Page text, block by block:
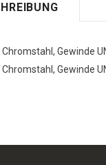
Gewinde
Gewinde